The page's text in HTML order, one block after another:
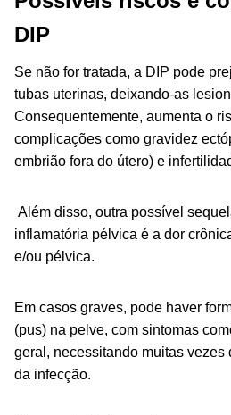
DIP
Se não for tratada, a DIP pode
tubas uterinas, deixando-as
Consequentemente, aumenta o
complicações como gravidez
embrião fora do útero) e
Além disso, outra possível
inflamatória pélvica é a dor
e/ou pélvica.
Em casos graves, pode haver
(pus) na pelve, com sintomas
geral, necessitando muitas vezes
da infecção.